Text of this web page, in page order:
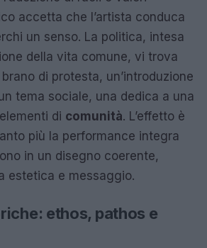
accetta che l’artista conduca
un senso. La politica, intesa
della vita comune, vi trova
di protesta, un’introduzione
tema sociale, una dedica a una
di comunità. L’effetto è
più la performance integra
in un disegno coerente,
estetica e messaggio.
ethos, pathos e